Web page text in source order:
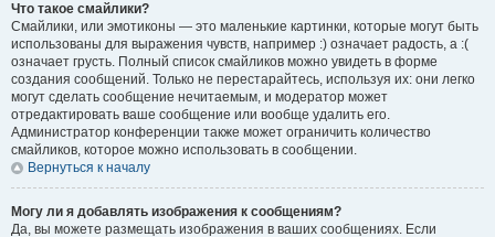
Что такое смайлики?
Смайлики, или эмотиконы — это маленькие картинки, которые могут быть
использованы для выражения чувств, например :) означает радость, а :(
означает грусть. Полный список смайликов можно увидеть в форме
создания сообщений. Только не перестарайтесь, используя их: они легко
могут сделать сообщение нечитаемым, и модератор может
отредактировать ваше сообщение или вообще удалить его.
Администратор конференции также может ограничить количество
смайликов, которое можно использовать в сообщении.
Вернуться к началу
Могу ли я добавлять изображения к сообщениям?
Да, вы можете размещать изображения в ваших сообщениях. Если